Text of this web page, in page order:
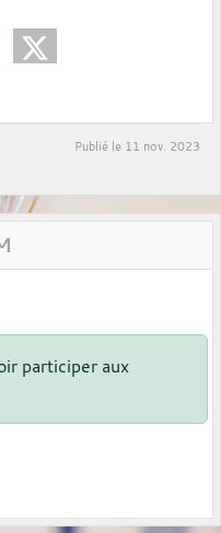
Publié le 11 nov. 2023
participer aux